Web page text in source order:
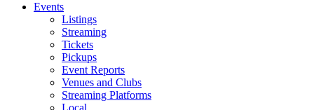
Events
Listings
Streaming
Tickets
Pickups
Event Reports
Venues and Clubs
Streaming Platforms
Local